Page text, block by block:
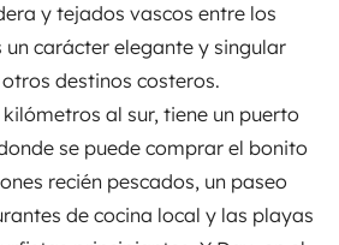
y tejados vascos entre los
un carácter elegante y singular
destinos costeros.
al sur, tiene un puerto
se puede comprar el bonito
recién pescados, un paseo
de cocina local y las playas